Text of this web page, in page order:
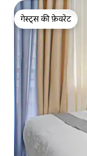
गेस्ट्स की फ़ेवरेट
गेस्ट्स की फ़ेवरेट